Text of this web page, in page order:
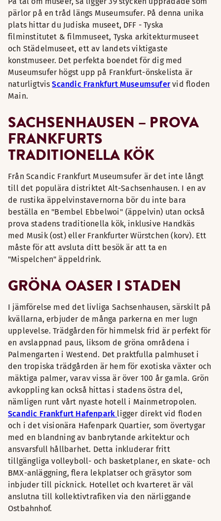
pärlor på en tråd längs Museumsufer. På denna unika
plats hittar du Judiska museet, DFF - Tyska
filminstitutet & filmmuseet, Tyska arkitekturmuseet
och Städelmuseet, ett av landets viktigaste
konstmuseer. Det perfekta boendet för dig med
Museumsufer högst upp på Frankfurt-önskelista är
naturligtvisScandic Frankfurt Museumsufervid floden
Main.
SACHSENHAUSEN – PROVA
FRANKFURTS
TRADITIONELLA KÖK
Från Scandic Frankfurt Museumsufer är det inte långt
till det populära distriktet Alt-Sachsenhausen. I en av
de rustika äppelvinstavernorna bör du inte bara
beställa en "Bembel Ebbelwoi" (äppelvin) utan också
prova stadens traditionella kök, inklusive Handkäs
med Musik (ost) eller Frankfurter Würstchen (korv). Ett
måste för att avsluta ditt besök är att ta en
"Mispelchen" äppeldrink.
GRÖNA OASER I STADEN
I jämförelse med det livliga Sachsenhausen, särskilt på
kvällarna, erbjuder de många parkerna en mer lugn
upplevelse. Trädgården för himmelsk frid är perfekt för
en avslappnad paus, liksom de gröna områdena i
Palmengarten i Westend. Det praktfulla palmhuset i
den tropiska trädgården är hem för exotiska växter och
mäktiga palmer, varav vissa är över 100 år gamla. Grön
avkoppling kan också hittas i stadens östra del,
nämligen runt vårt nyaste hotell i Mainmetropolen.
Scandic Frankfurt Hafenpark ligger direkt vid floden
och i det visionära Hafenpark Quartier, som övertygar
med en blandning av banbrytande arkitektur och
ansvarsfull hållbarhet. Detta inkluderar fritt
tillgängliga volleyboll- och basketplaner, en skate- och
BMX-anläggning, flera lekplatser och gräsytor som
inbjuder till picknick. Hotellet och kvarteret är väl
anslutna till kollektivtrafiken via den närliggande
Ostbahnhof.